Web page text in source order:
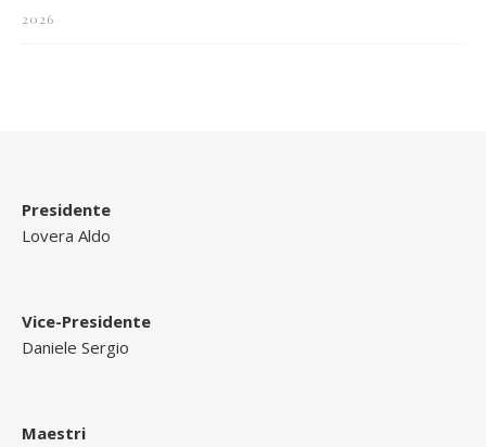
2026
Presidente
Lovera Aldo
Vice-Presidente
Daniele Sergio
Maestri